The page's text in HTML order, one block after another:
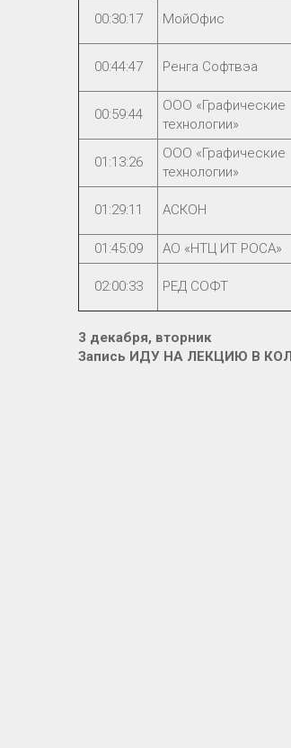
00:30:17 МойОфис
00:44:47 Ренга Софтвэа
00:59:44
ООО «Графические
технологии»
01:13:26
ООО «Графические
технологии»
01:29:11 АСКОН
01:45:09 АО «НТЦ ИТ РОСА»
02:00:33 РЕД СОФТ
3 декабря, вторник
Запись ИДУ НА ЛЕКЦИЮ В